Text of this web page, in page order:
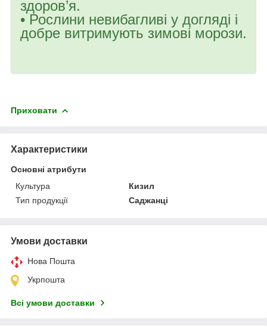
здоров’я.
• Рослини невибагливі у догляді і
добре витримують зимові морози.
Приховати
Характеристики
Основні атрибути
Культура
Кизил
Тип продукції
Саджанці
Умови доставки
Нова Пошта
Укрпошта
Всі умови доставки